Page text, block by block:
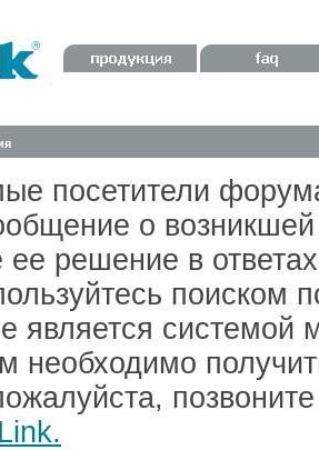
посетители
о
ее решение в
поиском
является системой
необходимо